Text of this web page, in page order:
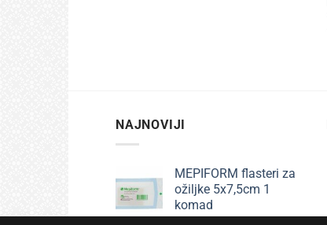
NAJNOVIJI
MEPIFORM flasteri za
ožiljke 5x7,5cm 1
komad